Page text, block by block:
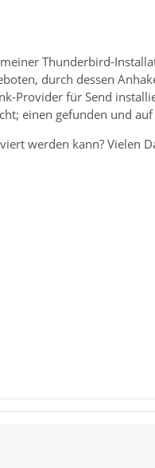
Thunderbird-
durch dessen
Provider für Send
einen gefunden und
werden kann? Vielen